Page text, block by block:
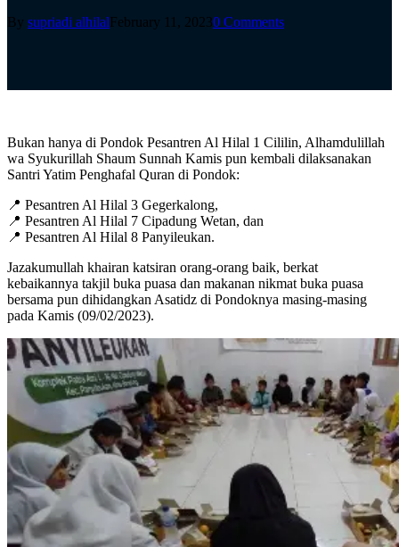
By supriadi alhilalFebruary 11, 20230 Comments
Bukan hanya di Pondok Pesantren Al Hilal 1 Cililin, Alhamdulillah
wa Syukurillah Shaum Sunnah Kamis pun kembali dilaksanakan
Santri Yatim Penghafal Quran di Pondok:
📍 Pesantren Al Hilal 3 Gegerkalong,
📍 Pesantren Al Hilal 7 Cipadung Wetan, dan
📍 Pesantren Al Hilal 8 Panyileukan.
Jazakumullah khairan katsiran orang-orang baik, berkat
kebaikannya takjil buka puasa dan makanan nikmat buka puasa
bersama pun dihidangkan Asatidz di Pondoknya masing-masing
pada Kamis (09/02/2023).